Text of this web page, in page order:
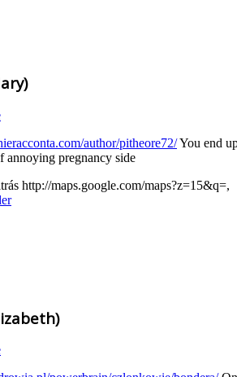
author/pitheore72/You end
annoying pregnancy side
http://maps.google.com/maps?z=15&q=,